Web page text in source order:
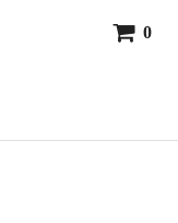
0